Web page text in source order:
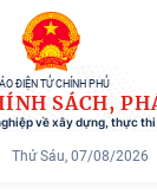
ĐIỆN TỬ CHÍNH PHỦ
SÁCH,
về xây dựng, thực
Thứ Sáu, 07/08/2026